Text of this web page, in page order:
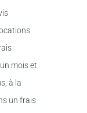
mois et
à la
un frais